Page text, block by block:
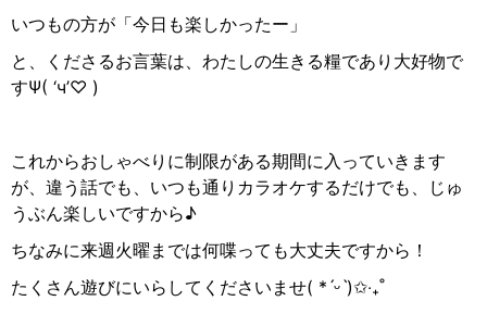
いつもの方が「今日も楽しかったー」
と、くださるお言葉は、わたしの生きる糧であり大好物で
すΨ( ‘ч’♡ )
これからおしゃべりに制限がある期間に入っていきます
が、違う話でも、いつも通りカラオケするだけでも、じゅ
うぶん楽しいですから♪
ちなみに来週火曜までは何喋っても大丈夫ですから！
たくさん遊びにいらしてくださいませ( * ˊᵕˋ)✩‧₊˚